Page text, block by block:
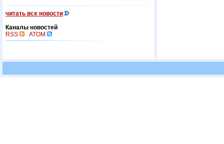
читать все новости
Каналы новостей
RSS
ATOM